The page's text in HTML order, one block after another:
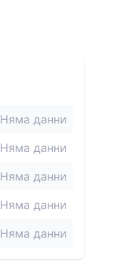
Няма данни
Няма данни
Няма данни
Няма данни
Няма данни